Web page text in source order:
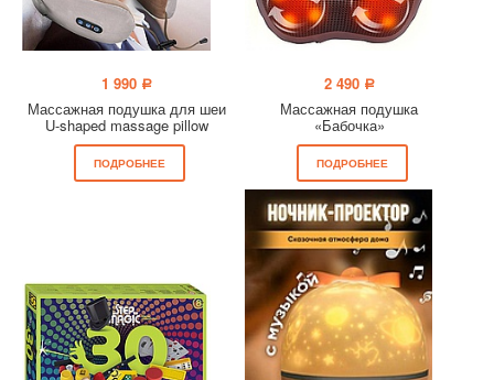
1 990 a
Массажная подушка для шеи
U-shaped massage pillow
ПОДРОБНЕЕ
2 490 a
Массажная подушка
«Бабочка»
ПОДРОБНЕЕ